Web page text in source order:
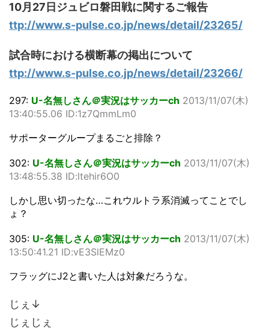
10月27日ジュビロ磐田戦に関するご報告
ttp://www.s-pulse.co.jp/news/detail/23265/
試合時における横断幕の掲出について
ttp://www.s-pulse.co.jp/news/detail/23266/
297: U-名無しさん＠実況はサッカーch 2013/11/07(木)
13:40:55.06 ID:1z7QmmLm0
サポーターグループまるごと排除？
302: U-名無しさん＠実況はサッカーch 2013/11/07(木)
13:48:55.38 ID:ltehir6O0
しかし思い切ったな…これウルトラ系消滅ってことでし
ょ？
305: U-名無しさん＠実況はサッカーch 2013/11/07(木)
13:50:41.21 ID:vE3SlEMz0
フラッグにJ2と書いた人は対象だろうな。
じぇ↓
じぇじぇ